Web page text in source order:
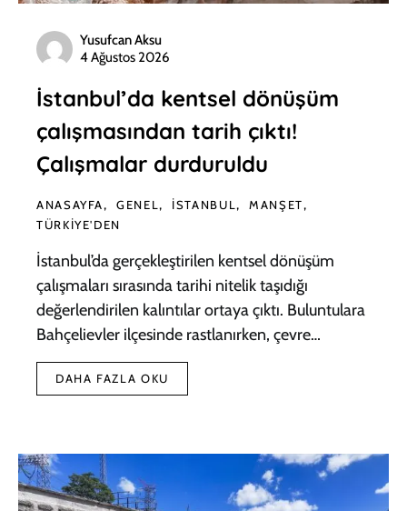
Yusufcan Aksu
4 Ağustos 2026
İstanbul’da kentsel dönüşüm
çalışmasından tarih çıktı!
Çalışmalar durduruldu
ANASAYFA GENEL İSTANBUL
MANŞET
TÜRKIYE'DEN
İstanbul’da gerçekleştirilen kentsel dönüşüm
çalışmaları sırasında tarihi nitelik taşıdığı
değerlendirilen kalıntılar ortaya çıktı. Buluntulara
Bahçelievler ilçesinde rastlanırken, çevre…
DAHA FAZLA OKU